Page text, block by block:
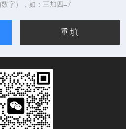
字），如：三加四=7